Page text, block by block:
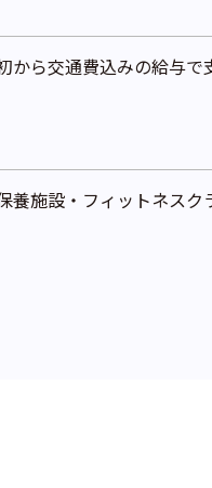
ら交通費込みの給与で
養施設・フィットネスク